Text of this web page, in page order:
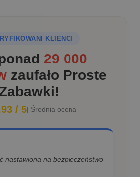
KLIENCI
29 000
zaufało Proste
Zabawki!
/ 5| Średnia ocena
nastawiona na bezpieczeństwo